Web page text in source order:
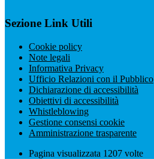
Sezione Link Utili
Cookie policy
Note legali
Informativa Privacy
Ufficio Relazioni con il Pubblico
Dichiarazione di accessibilità
Obiettivi di accessibilità
Whistleblowing
Gestione consensi cookie
Amministrazione trasparente
Pagina visualizzata 1207 volte